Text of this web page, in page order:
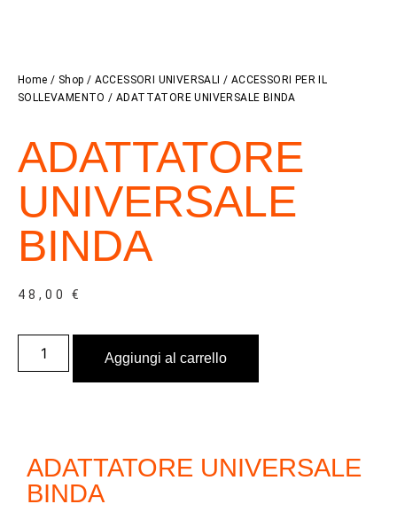
Home / Shop / ACCESSORI UNIVERSALI / ACCESSORI PER IL
SOLLEVAMENTO / ADATTATORE UNIVERSALE BINDA
ADATTATORE
UNIVERSALE
BINDA
48,00€
Aggiungi al carrello
ADATTATORE UNIVERSALE
BINDA